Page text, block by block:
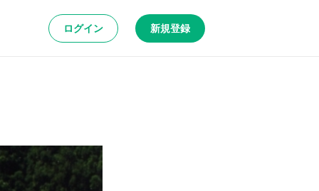
ログイン 新規登録